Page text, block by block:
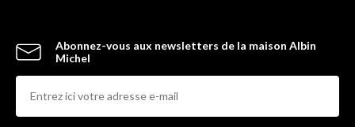
Abonnez-vous aux newsletters de la maison Albin
Michel